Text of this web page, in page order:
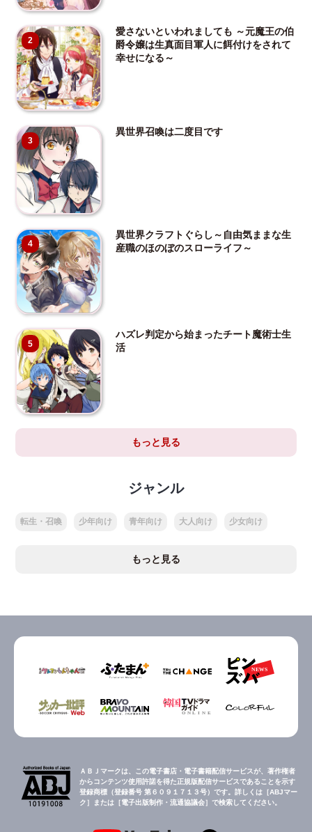
2
愛さないといわれましても ～元魔王の伯
爵令嬢は生真面目軍人に餌付けをされて
幸せになる～
3
異世界召喚は二度目です
4
異世界クラフトぐらし～自由気ままな生
産職のほのぼのスローライフ～
5
ハズレ判定から始まったチート魔術士生
活
もっと見る
ジャンル
転生・召喚 少年向け 青年向け 大人向け 少女向け
もっと見る
ＡＢＪマークは、この電子書店・電子書籍配信サービスが、著作権者
からコンテンツ使用許諾を得た正規版配信サービスであることを示す
登録商標（登録番号 第６０９１７１３号）です。詳しくは［ABJマー
ク］または［電子出版制作・流通協議会］で検索してください。